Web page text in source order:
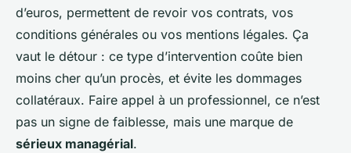
d’euros, permettent de revoir vos contrats, vos
conditions générales ou vos mentions légales. Ça
vaut le détour : ce type d’intervention coûte bien
moins cher qu’un procès, et évite les dommages
collatéraux. Faire appel à un professionnel, ce n’est
pas un signe de faiblesse, mais une marque de
sérieux managérial.